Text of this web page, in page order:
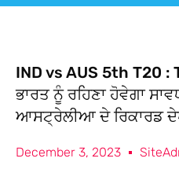
IND vs AUS 5th T20 :
ਭਾਰਤ ਨੂੰ ਰਹਿਣਾ ਹੋਵੇਗਾ
ਆਸਟ੍ਰੇਲੀਆ ਦੇ ਰਿਕਾਰਡ
December 3, 2023